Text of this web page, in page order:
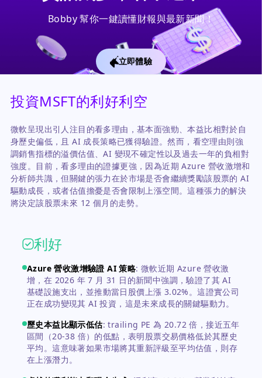
Bobby 幫你一鍵讀懂財報與最新新聞！
立即體驗
投資MSFT的利好利空
微軟呈現出引人注目的看多理由，基本面強勁、本益比相對於自
身歷史偏低，且 AI 成長策略已獲得驗證。然而，看空理由則強
調銷售指標的溢價估值、AI 變現不確定性以及過去一年的負相對
強度。目前，看多理由的證據更強，因為近期 Azure 營收激增和
分析師共識，但關鍵的張力在於市場是否會繼續獎勵該股票的 AI
驅動成長，或者估值擔憂是否會限制上漲空間。這種張力的解決
將決定該股票未來 12 個月的走勢。
利好
Azure 營收激增驗證 AI 策略:微軟近期 Azure 營收激
增，在 2026 年 7 月 31 日的新聞中強調，驗證了其 AI
基礎設施支出，並推動當日股價上漲 3.02%。這證實公司
正在成功變現其 AI 投資，這是未來成長的關鍵驅動力。
歷史本益比顯示低估:trailing PE 為 20.72 倍，接近五年
區間（20-38 倍）的低點，表明股票交易價格低於其歷史
平均。這意味著如果市場將其重新評級至平均估值，則存
在上漲潛力。